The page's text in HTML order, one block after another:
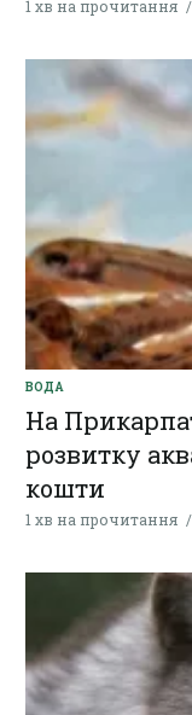
1 хв на прочитання
ВОДА
На
розвитку
кошти
1 хв на прочитання